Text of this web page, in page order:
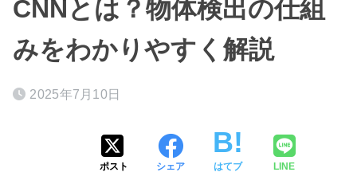
CNNとは？物体検出の仕組
みをわかりやすく解説
2025年7月10日
ポスト シェア はてブ LINE